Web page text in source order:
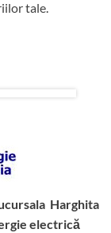
tale.
Harghita
electrică